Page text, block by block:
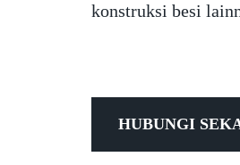
konstruksi besi
HUBUNGI